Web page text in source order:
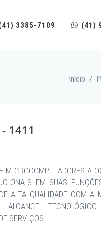
(41) 3385-7109 (41)
Início /
1411
MICROCOMPUTADORES
EM SUAS
ALTA QUALIDADE COM A
ALCANCE
SERVIÇOS.